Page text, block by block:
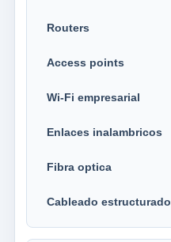
Routers
Access points
Wi-Fi empresarial
Enlaces inalambricos
Fibra optica
Cableado estructurado